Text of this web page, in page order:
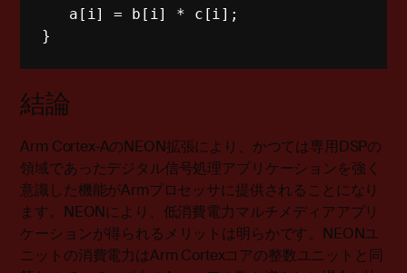
   a
[ i] = b [ i] * c [i] ;
}
結論
Arm Cortex-AのNEON拡張により、かつては専用DSPの
領域であったデジタル信号処理アプリケーションを強く
意識した機能がArmプロセッサに提供されることになり
ます。NEONにより、低消費電力マルチメディアアプリ
ケーションが得られるメリットは明らかです。NEONユ
ニットの消費電力はArm Cortexコアの整数ユニットと同